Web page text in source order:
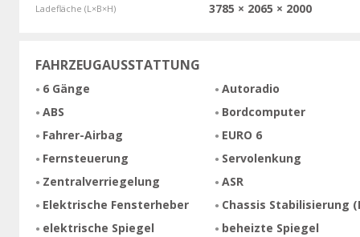
Ladefläche (L×B×H)
3785 × 2065 × 2000
FAHRZEUGAUSSTATTUNG
6 Gänge
ABS
Fahrer-Airbag
Fernsteuerung
Zentralverriegelung
Elektrische Fensterheber
elektrische Spiegel
Autoradio
Bordcomputer
EURO 6
Servolenkung
ASR
Chassis Stabilisierung
beheizte Spiegel